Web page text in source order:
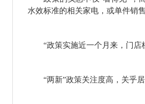
水效标准的相关家电，或单件销
“政策实施近一个月来，门店核
“两新”政策关注度高，关乎居